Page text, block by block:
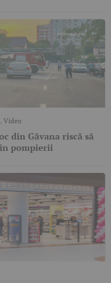
,Video
din Găvana riscă să
pompierii